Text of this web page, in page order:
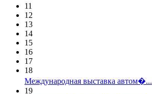
11
12
13
14
15
16
17
18
Международная выставка автом�...
19